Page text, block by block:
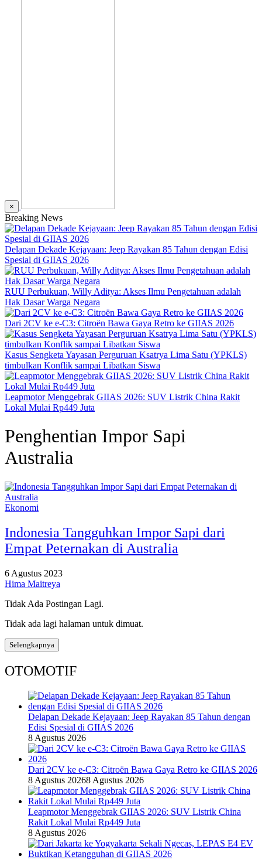
×
Breaking News
Delapan Dekade Kejayaan: Jeep Rayakan 85 Tahun dengan Edisi
Spesial di GIIAS 2026
RUU Perbukuan, Willy Aditya: Akses Ilmu Pengetahuan adalah
Hak Dasar Warga Negara
Dari 2CV ke e-C3: Citroën Bawa Gaya Retro ke GIIAS 2026
Kasus Sengketa Yayasan Perguruan Ksatrya Lima Satu (YPKLS)
timbulkan Konflik sampai Libatkan Siswa
Leapmotor Menggebrak GIIAS 2026: SUV Listrik China Rakit
Lokal Mulai Rp449 Juta
Penghentian Impor Sapi
Australia
Ekonomi
Indonesia Tangguhkan Impor Sapi dari
Empat Peternakan di Australia
6 Agustus 2023
Hima Maitreya
Tidak Ada Postingan Lagi.
Tidak ada lagi halaman untuk dimuat.
Selengkapnya
OTOMOTIF
Delapan Dekade Kejayaan: Jeep Rayakan 85 Tahun dengan
Edisi Spesial di GIIAS 2026
8 Agustus 2026
Dari 2CV ke e-C3: Citroën Bawa Gaya Retro ke GIIAS 2026
8 Agustus 20268 Agustus 2026
Leapmotor Menggebrak GIIAS 2026: SUV Listrik China
Rakit Lokal Mulai Rp449 Juta
8 Agustus 2026